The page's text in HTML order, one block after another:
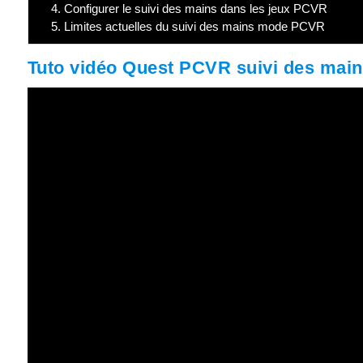
4. Configurer le suivi des mains dans les jeux PCVR
5. Limites actuelles du suivi des mains mode PCVR
Tuto vidéo Quest PCVR suivi des